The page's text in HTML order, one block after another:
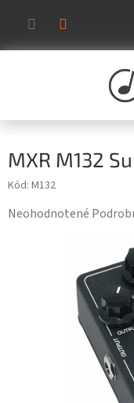
obsah
MXR M132
Kód: M132
Priemerné
Neohodnotené